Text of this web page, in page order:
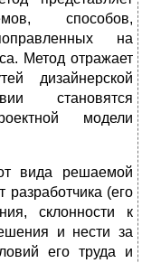
способов,
на
Метод отражает
дизайнерской
становятся
модели
вида решаемой
разработчика (его
склонности к
и нести за
его труда и